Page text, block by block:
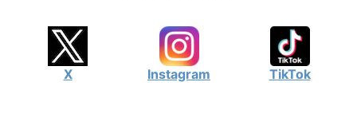
X Instagram TikTok